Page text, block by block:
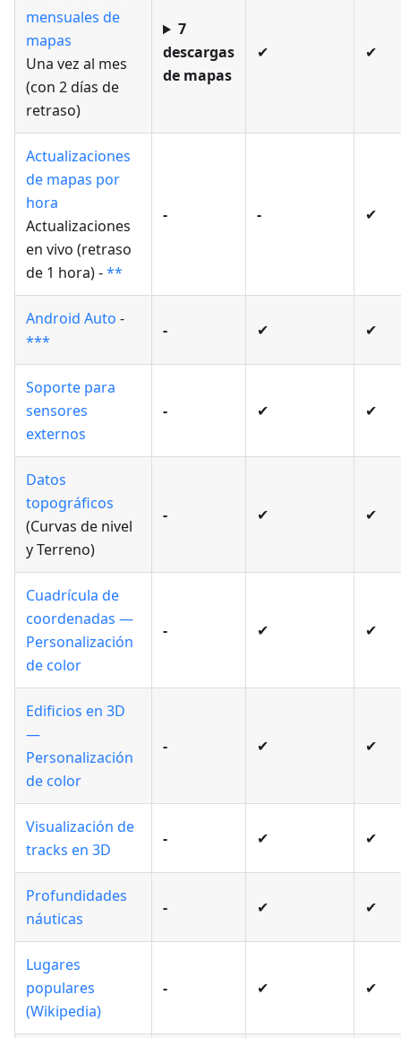
mensuales de
mapas
Una vez al mes
(con 2 días de
retraso)
7
descargas
de mapas
✔ ✔
Actualizaciones
de mapas por
hora
Actualizaciones
en vivo (retraso
de 1 hora) -**
- - ✔
Android Auto -
***
- ✔ ✔
Soporte para
sensores
externos
- ✔ ✔
Datos
topográficos
(Curvas de nivel
y Terreno)
- ✔ ✔
Cuadrícula de
coordenadas —
Personalización
de color
- ✔ ✔
Edificios en 3D
—
Personalización
de color
- ✔ ✔
Visualización de
tracks en 3D
- ✔ ✔
Profundidades
náuticas
- ✔ ✔
Lugares
populares
(Wikipedia)
- ✔ ✔